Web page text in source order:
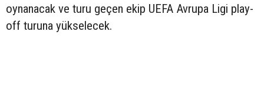
oynanacak ve turu geçen ekip UEFA Avrupa Ligi play-
off turuna yükselecek.